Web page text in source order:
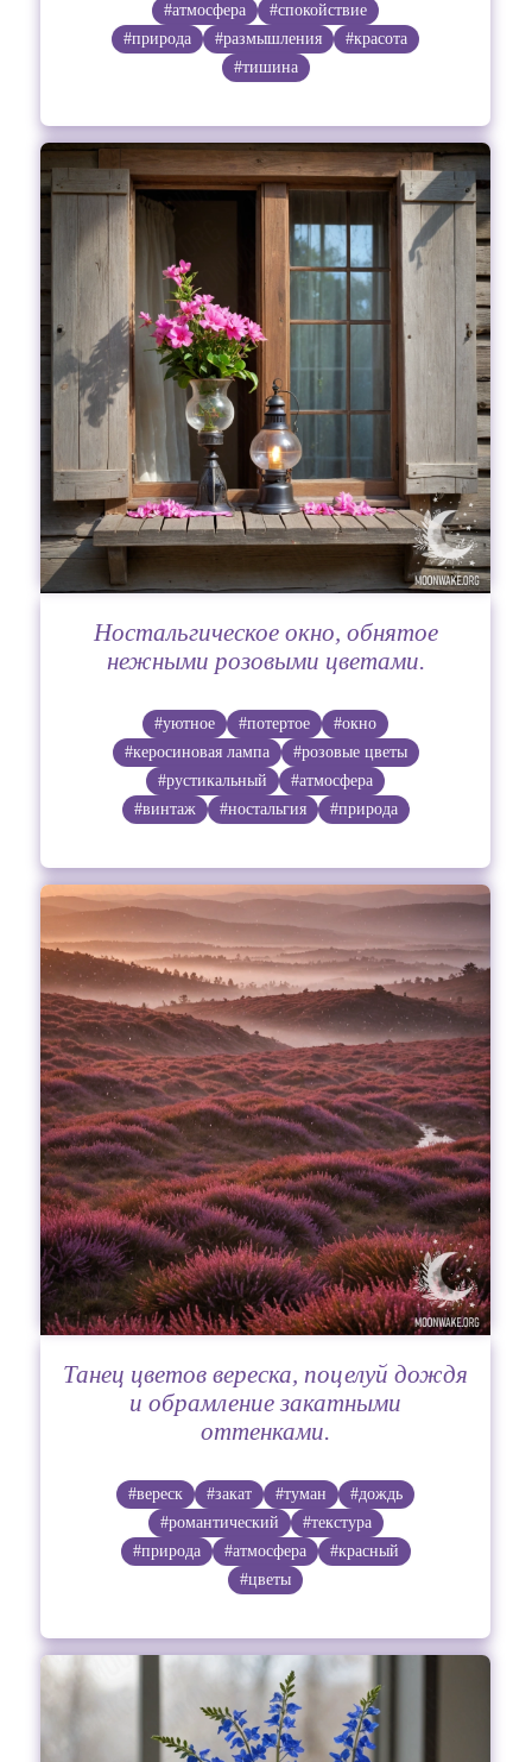
#атмосфера
#спокойствие
#природа
#размышления
#красота
#тишина
Ностальгическое окно, обнятое
нежными розовыми цветами.
#уютное #потертое
#окно
#керосиновая лампа
#розовые цветы
#рустикальный
#атмосфера
#винтаж
#ностальгия #природа
Танец цветов вереска, поцелуй дождя
и обрамление закатными
оттенками.
#вереск #закат #туман
#дождь
#романтический
#текстура
#природа
#атмосфера
#красный
#цветы